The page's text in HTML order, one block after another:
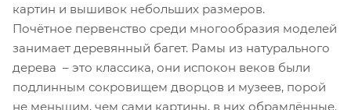
картин и вышивок небольших размеров.
Почётное первенство среди многообразия моделей
занимает деревянный багет. Рамы из натурального
дерева – это классика, они испокон веков были
подлинным сокровищем дворцов и музеев, порой
не меньшим, чем сами картины, в них обрамлённые.